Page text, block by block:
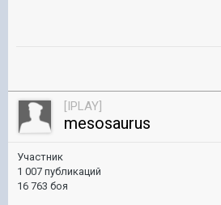
[IPLAY]
mesosaurus
Участник
1 007 публикаций
16 763 боя